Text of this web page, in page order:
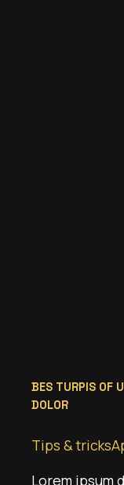
BES TURPIS OF
DOLOR
Tips & tricks
Lorem ipsum